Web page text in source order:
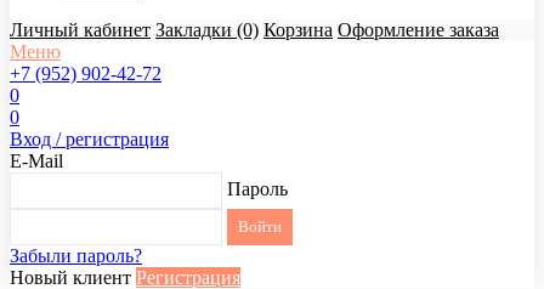
Личный кабинет Закладки (0) Корзина Оформление заказа
Меню
+7 (952) 902-42-72
0
0
Вход / регистрация
E-Mail
Пароль
Забыли пароль?
Новый клиент Регистрация